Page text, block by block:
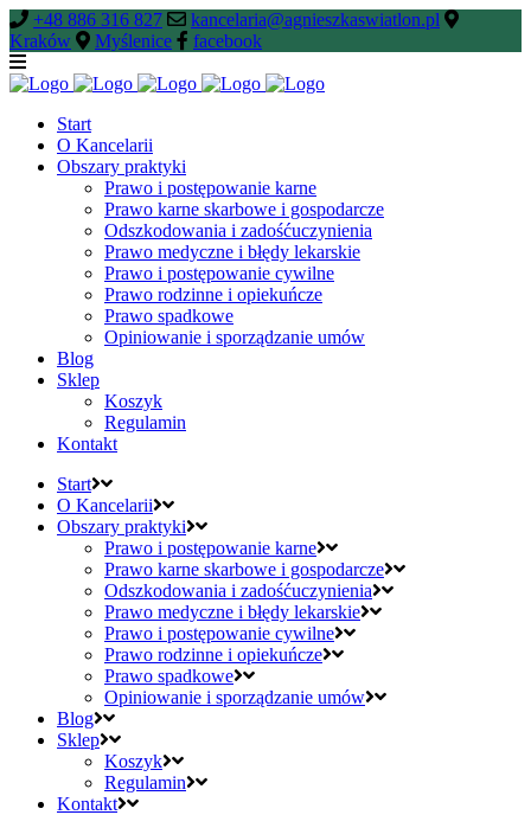
+48 886 316 827
kancelaria@agnieszkaswiatlon.pl
Kraków
Myślenice facebook
Start
O Kancelarii
Obszary praktyki
Prawo i postępowanie karne
Prawo karne skarbowe i gospodarcze
Odszkodowania i zadośćuczynienia
Prawo medyczne i błędy lekarskie
Prawo i postępowanie cywilne
Prawo rodzinne i opiekuńcze
Prawo spadkowe
Opiniowanie i sporządzanie umów
Blog
Sklep
Koszyk
Regulamin
Kontakt
Start
O Kancelarii
Obszary praktyki
Prawo i postępowanie karne
Prawo karne skarbowe i gospodarcze
Odszkodowania i zadośćuczynienia
Prawo medyczne i błędy lekarskie
Prawo i postępowanie cywilne
Prawo rodzinne i opiekuńcze
Prawo spadkowe
Opiniowanie i sporządzanie umów
Blog
Sklep
Koszyk
Regulamin
Kontakt